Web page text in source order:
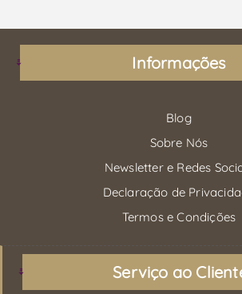
Informações
Blog
Sobre Nós
Newsletter e Redes
Declaração de
Termos e Condições
Serviço ao